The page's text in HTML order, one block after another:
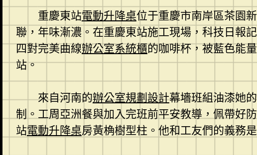
重慶東站電動升降桌位于重慶市南岸區茶園
聯，年味漸濃。在重慶東站施工現場，科技日報
四對完美曲線辦公室系統櫃的咖啡杯，被藍色能
站。
來自河南的辦公室規劃設計幕墻班組油漆她
制。工周亞洲餐與加入完班前平安教導，佩帶好
站電動升降桌房黃桷樹型柱。他和工友們的義務